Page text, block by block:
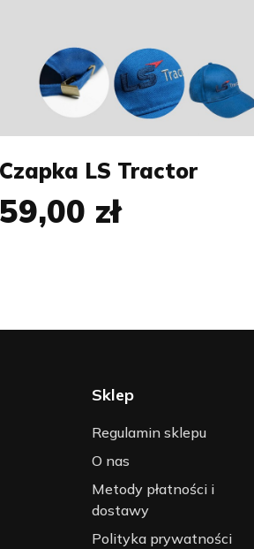
Czapka LS Tractor
59,00 zł
Sklep
Regulamin sklepu
O nas
Metody płatności i
dostawy
Polityka prywatności